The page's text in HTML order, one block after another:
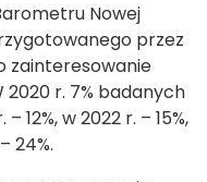
Nowej
przez
zainteresowanie
r. 7% badanych
12%, w 2022 r. – 15%,
24%.